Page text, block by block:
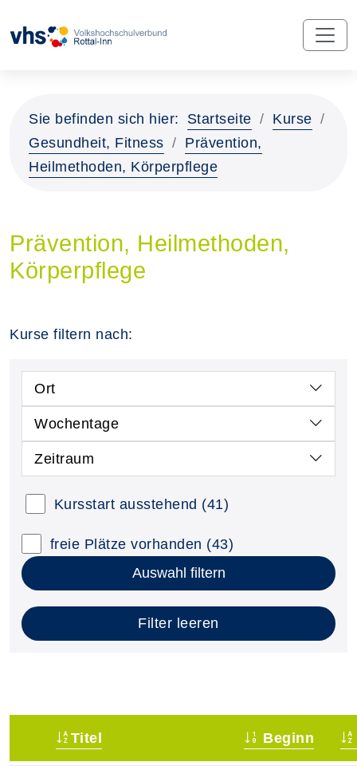
Sie befinden sich hier: Startseite
Kurse
Gesundheit, Fitness
Prävention,
Heilmethoden, Körperpflege
Prävention, Heilmethoden,
Körperpflege
Kurse filtern nach:
Ort
Wochentage
Zeitraum
Kursstart ausstehend (41)
freie Plätze vorhanden (43)
Auswahl filtern
Filter leeren
Titel Beginn